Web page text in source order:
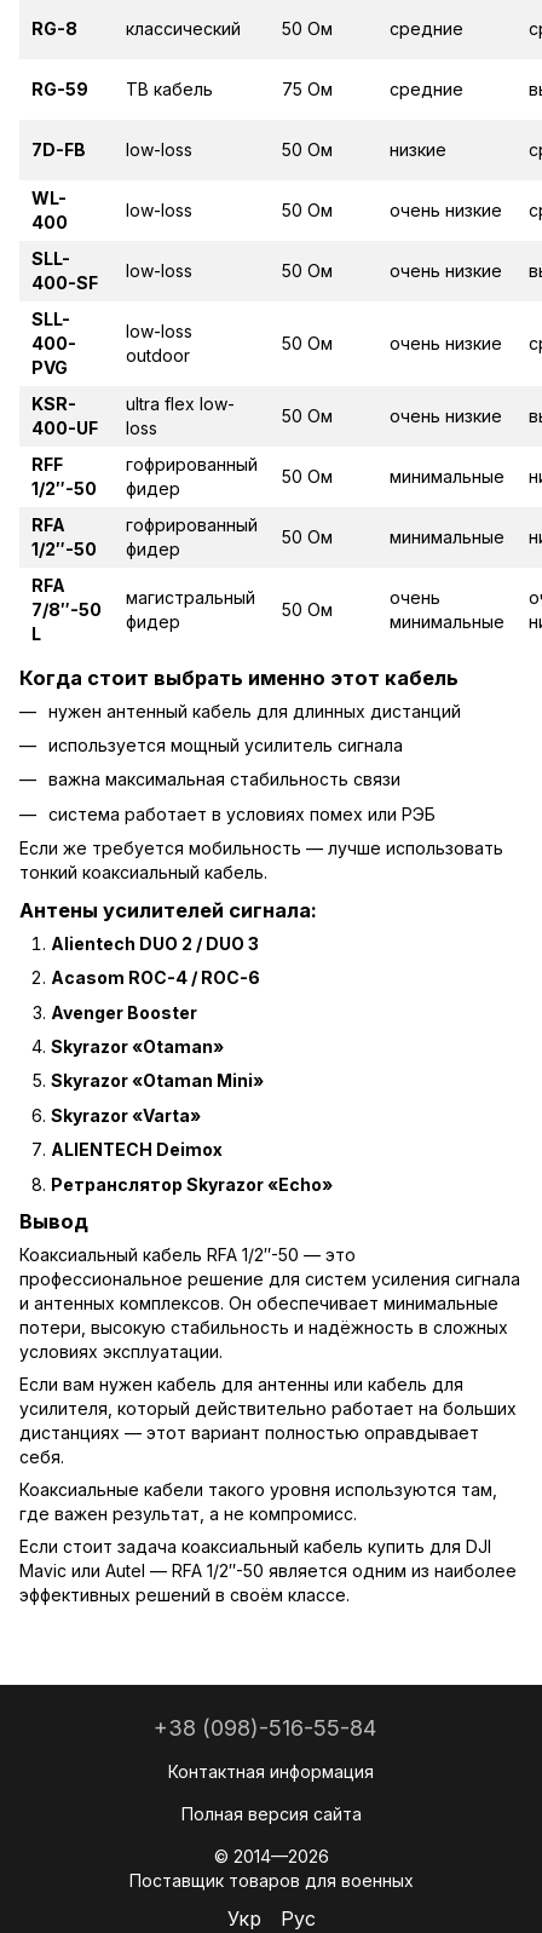
RG-8 классический 50 Ом средние
RG-59 ТВ кабель 75 Ом средние
7D-FB low-loss 50 Ом низкие
WL-
400
low-loss 50 Ом очень низкие
SLL-
400-SF
low-loss 50 Ом очень низкие
SLL-
400-
PVG
low-loss
outdoor
50 Ом очень низкие
KSR-
400-UF
ultra flex low-
loss
50 Ом очень низкие
RFF
1/2″-50
гофрированный
фидер
50 Ом минимальные
RFA
1/2″-50
гофрированный
фидер
50 Ом минимальные
RFA
7/8″-50
L
магистральный
фидер
50 Ом
очень
минимальные
Когда стоит выбрать именно этот кабель
нужен антенный кабель для длинных дистанций
используется мощный усилитель сигнала
важна максимальная стабильность связи
система работает в условиях помех или РЭБ
Если же требуется мобильность — лучше использовать
тонкий коаксиальный кабель.
Антены усилителей сигнала:
Alientech DUO 2 / DUO 3
Acasom ROC-4 / ROC-6
Avenger Booster
Skyrazor «Otaman»
Skyrazor «Otaman Mini»
Skyrazor «Varta»
ALIENTECH Deimox
Ретранслятор Skyrazor «Echo»
Вывод
Коаксиальный кабель RFA 1/2″-50 — это
профессиональное решение для систем усиления сигнала
и антенных комплексов. Он обеспечивает минимальные
потери, высокую стабильность и надёжность в сложных
условиях эксплуатации.
Если вам нужен кабель для антенны или кабель для
усилителя, который действительно работает на больших
дистанциях — этот вариант полностью оправдывает
себя.
Коаксиальные кабели такого уровня используются там,
где важен результат, а не компромисс.
Если стоит задача коаксиальный кабель купить для DJI
Mavic или Autel — RFA 1/2″-50 является одним из наиболее
эффективных решений в своём классе.
+38 (098)-516-55-84
Контактная информация
Полная версия сайта
© 2014—2026
Поставщик товаров для военных
Укр Рус